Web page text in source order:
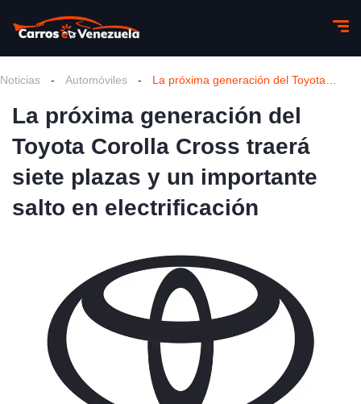
Noticias - Automóviles -
La próxima generación del
Toyota Corolla Cross traerá
siete plazas y un importante
salto en electrificación